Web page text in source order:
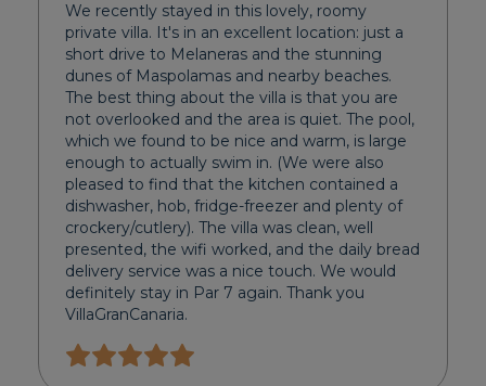
We recently stayed in this lovely, roomy
private villa. It's in an excellent location: just a
short drive to Melaneras and the stunning
dunes of Maspolamas and nearby beaches.
The best thing about the villa is that you are
not overlooked and the area is quiet. The pool,
which we found to be nice and warm, is large
enough to actually swim in. (We were also
pleased to find that the kitchen contained a
dishwasher, hob, fridge-freezer and plenty of
crockery/cutlery). The villa was clean, well
presented, the wifi worked, and the daily bread
delivery service was a nice touch. We would
definitely stay in Par 7 again. Thank you
VillaGranCanaria.